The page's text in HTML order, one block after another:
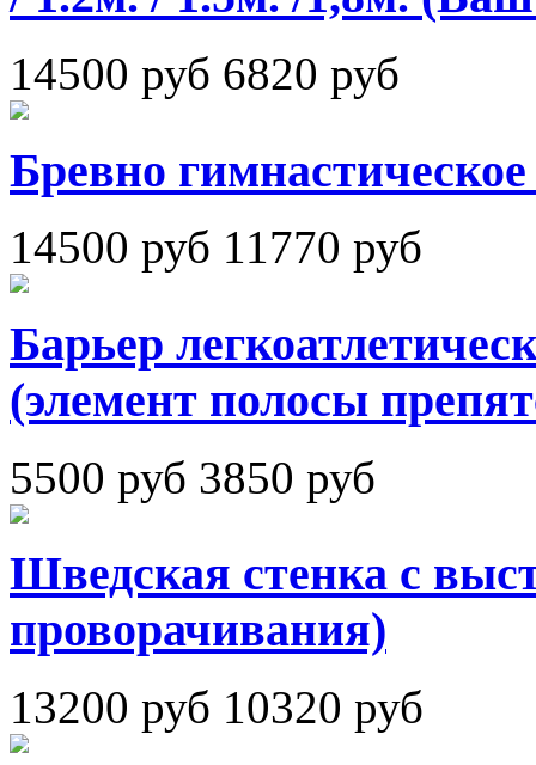
14500 руб 6820 руб
Бревно
14500 руб 11770 руб
Барьер
(элемент полосы
5500 руб 3850 руб
Шведская стенка с
проворачивания)
13200 руб 10320 руб